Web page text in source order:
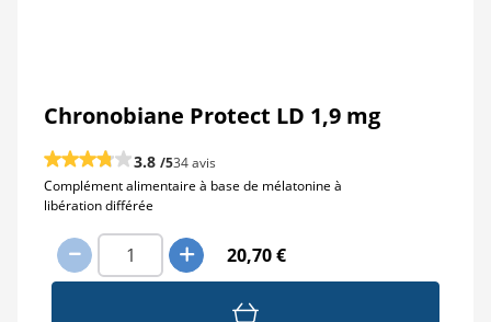
Chronobiane Protect LD 1,9 mg
3.8 /534 avis
Complément alimentaire à base de mélatonine à
libération différée
20,70 €